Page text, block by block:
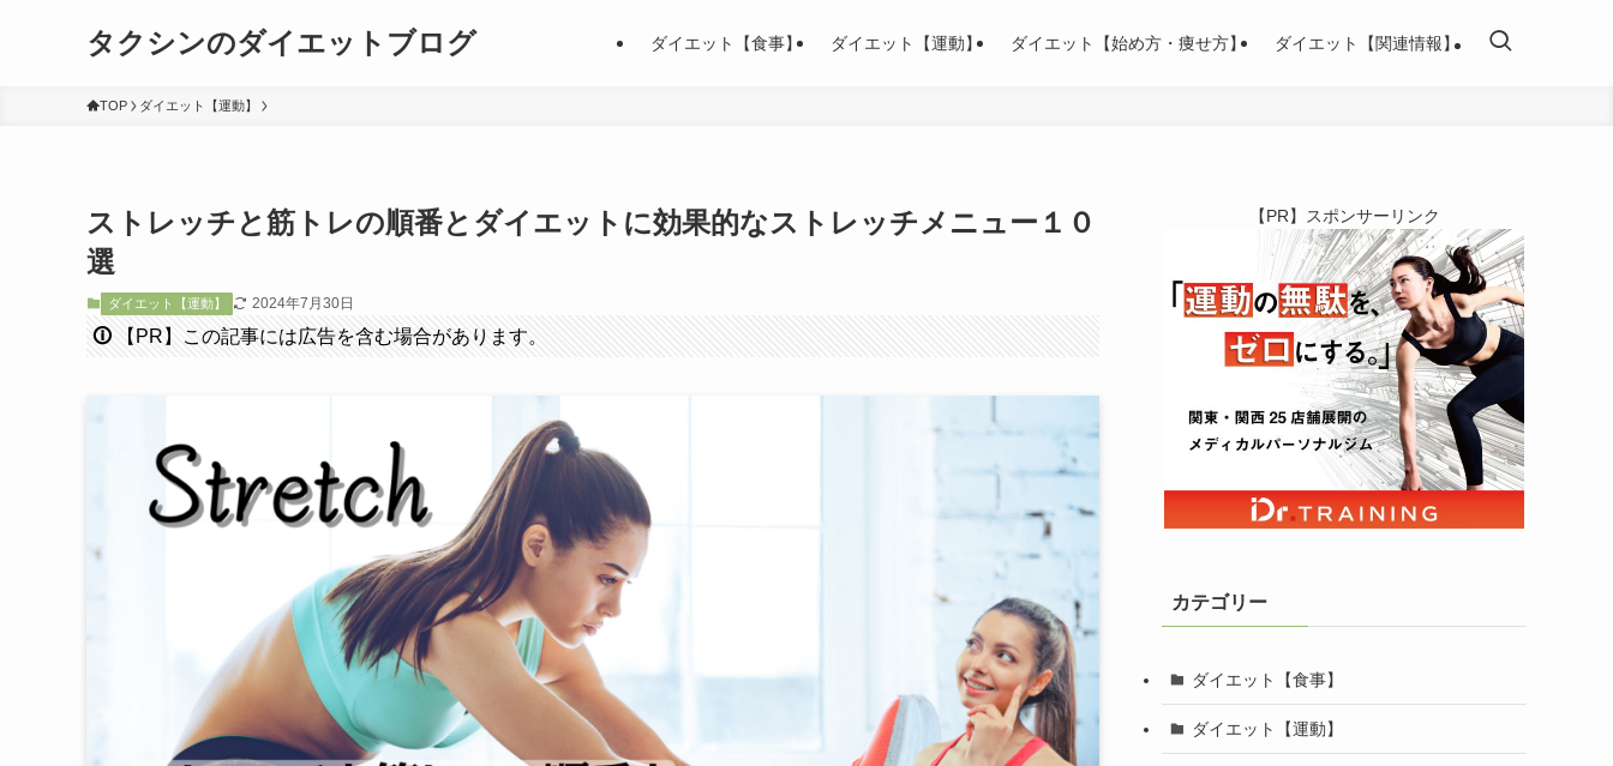
タクシンのダイエットブログ ダイエット【食事】 ダイエット【運動】 ダイエット【始め方・痩せ方】 ダイエット【関連情報】
TOP ダイエット【運動】
ストレッチと筋トレの順番とダイエットに効果的なストレッチメニュー１０
選
ダイエット【運動】 2024年7月30日
🛈 【PR】この記事には広告を含む場合があります。
【PR】スポンサーリンク
カテゴリー
ダイエット【食事】
ダイエット【運動】